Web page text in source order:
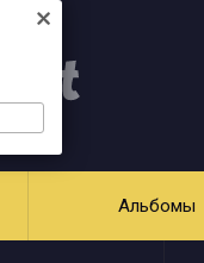
Альбомы